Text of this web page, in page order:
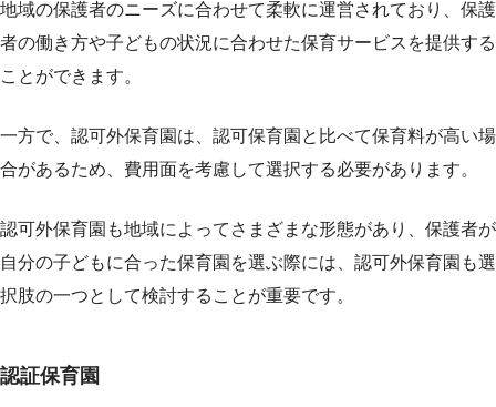
地域の保護者のニーズに合わせて柔軟に運営されており、保護
者の働き方や子どもの状況に合わせた保育サービスを提供する
ことができます。
一方で、認可外保育園は、認可保育園と比べて保育料が高い場
合があるため、費用面を考慮して選択する必要があります。
認可外保育園も地域によってさまざまな形態があり、保護者が
自分の子どもに合った保育園を選ぶ際には、認可外保育園も選
択肢の一つとして検討することが重要です。
認証保育園